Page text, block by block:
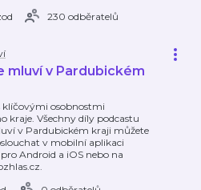
230 odběratelů
mluví v Pardubickém
klíčovými osobnostmi
kraje. Všechny díly podcastu
v Pardubickém kraji můžete
v mobilní aplikaci
Android a iOS nebo na